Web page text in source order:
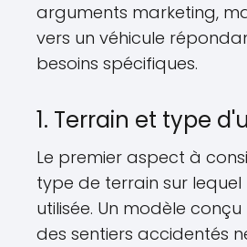
arguments marketing,
vers un véhicule
besoins spécifiques.
1. Terrain et type
Le premier aspect à
type de terrain sur
utilisée. Un modèle
des sentiers accidentés